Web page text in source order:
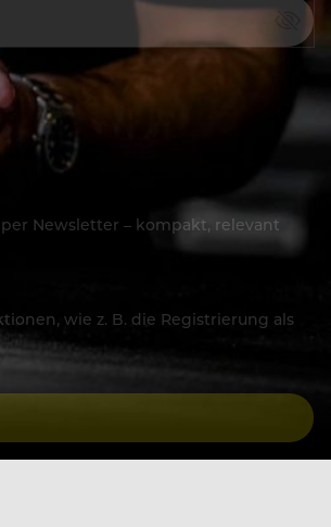
Newsletter – kompakt, relevant
wie z. B. die Registrierung als